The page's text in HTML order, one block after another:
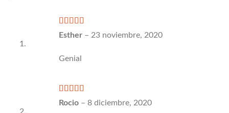
Valorado
Esther – 23 noviembre, 2020
Genial
Valorado
Rocio – 8 diciembre, 2020